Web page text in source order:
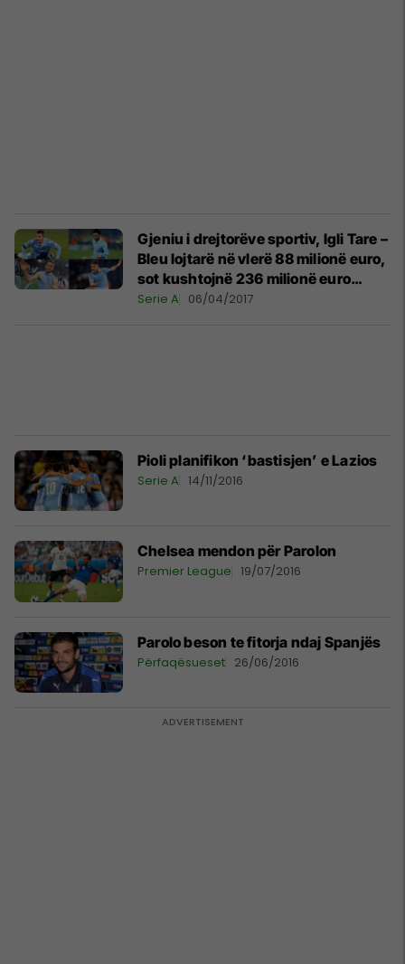
Gjeniu i drejtorëve sportiv, Igli Tare –
Bleu lojtarë në vlerë 88 milionë euro,
sot kushtojnë 236 milionë euro
(Foto)
Serie A 06/04/2017
Pioli planifikon ‘bastisjen’ e Lazios
Serie A 14/11/2016
Chelsea mendon për Parolon
Premier League 19/07/2016
Parolo beson te fitorja ndaj Spanjës
Përfaqësueset 26/06/2016